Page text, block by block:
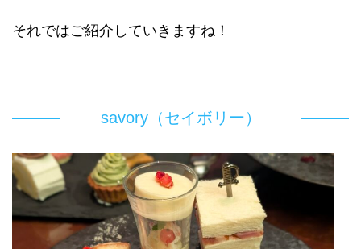
それではご紹介していきますね！
savory（セイボリー）